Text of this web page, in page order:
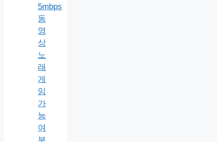
5mbps
동
영
상
노
래
게
임
가
능
여
부